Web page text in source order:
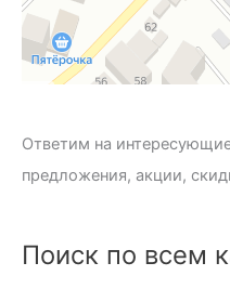
Ответим на
предложения, акции,
Поиск по всем